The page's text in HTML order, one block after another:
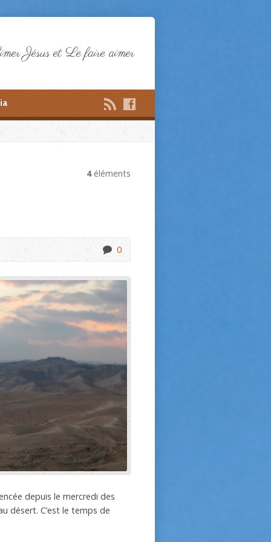
Jésus et Le faire aimer
4éléments
0
depuis le mercredi des
désert. C’est le temps de